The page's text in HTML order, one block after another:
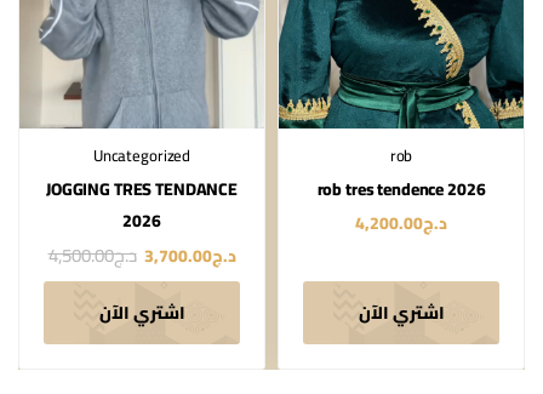
rob
rob tres tendence 2026
د.ج4,200.00
اشتري الآن
Uncategorized
JOGGING TRES TENDANCE
2026
د.ج3,700.00 د.ج4,500.00
اشتري الآن